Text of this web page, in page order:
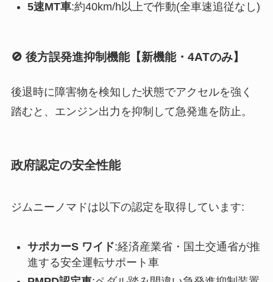
5速MT車:約40km/h以上で作動(全車速追従なし)
🚫 後方誤発進抑制機能【新機能・4ATのみ】
後退時に障害物を検知した状態でアクセルを強く
踏むと、エンジン出力を抑制して急発進を防止。
政府認定の安全性能
ジムニーノマドは以下の認定を取得しています:
サポカーS ワイド:経済産業省・国土交通省が推
進する安全運転サポート車